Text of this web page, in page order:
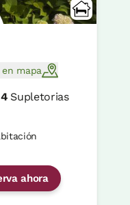
mapa
4Supletorias
ahora